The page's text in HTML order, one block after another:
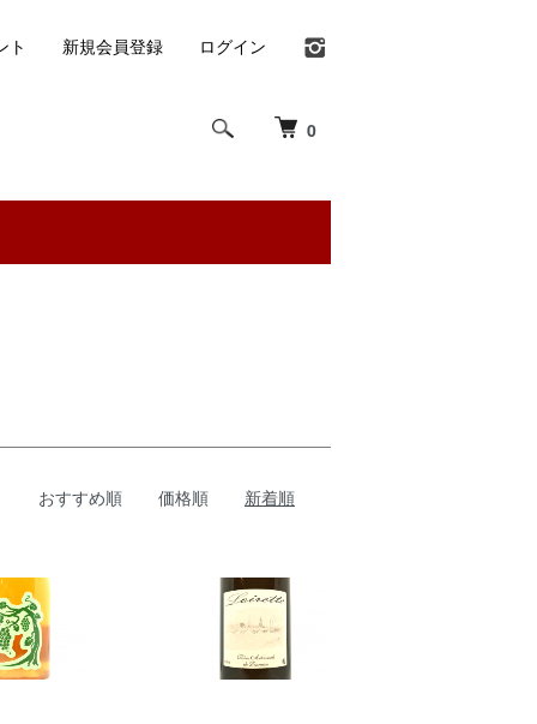
0
ト 新規会員登録 ログイン
おすすめ順 価格順 新着順